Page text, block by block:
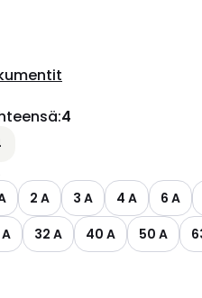
:4
vaihtoehdot
2 A 3 A 4 A 6 A
32 A 40 A 50 A
vaihtoehdot